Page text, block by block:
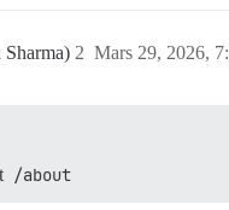
Sharma) Mars 29, 2026,
2
/about